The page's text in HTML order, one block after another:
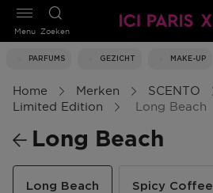
Zoeken
PARFUMS GEZICHT MAKE-UP
Menu
Home Merken
SCENTO
Limited Edition
Long Beach
Long Beach
Long Beach Spicy Coffee